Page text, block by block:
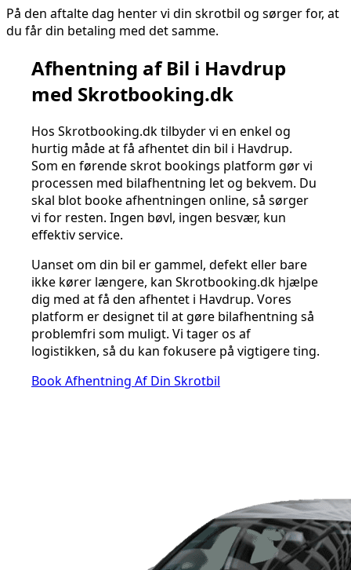
På den aftalte dag henter vi din skrotbil og sørger for, at
du får din betaling med det samme.
Afhentning af Bil i Havdrup
med Skrotbooking.dk
Hos Skrotbooking.dk tilbyder vi en enkel og
hurtig måde at få afhentet din bil i Havdrup.
Som en førende skrot bookings platform gør vi
processen med bilafhentning let og bekvem. Du
skal blot booke afhentningen online, så sørger
vi for resten. Ingen bøvl, ingen besvær, kun
effektiv service.
Uanset om din bil er gammel, defekt eller bare
ikke kører længere, kan Skrotbooking.dk hjælpe
dig med at få den afhentet i Havdrup. Vores
platform er designet til at gøre bilafhentning så
problemfri som muligt. Vi tager os af
logistikken, så du kan fokusere på vigtigere ting.
Book Afhentning Af Din Skrotbil